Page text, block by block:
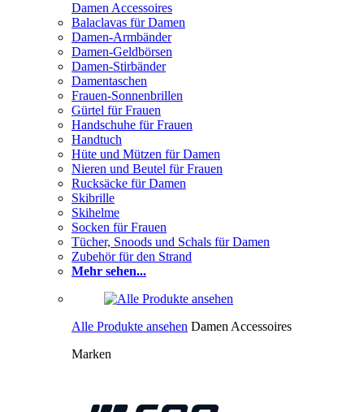
Damen Accessoires
Balaclavas für Damen
Damen-Armbänder
Damen-Geldbörsen
Damen-Stirbänder
Damentaschen
Frauen-Sonnenbrillen
Gürtel für Frauen
Handschuhe für Frauen
Handtuch
Hüte und Mützen für Damen
Nieren und Beutel für Frauen
Rucksäcke für Damen
Skibrille
Skihelme
Socken für Frauen
Tücher, Snoods und Schals für Damen
Zubehör für den Strand
Mehr sehen...
Alle Produkte ansehen Damen Accessoires
Marken